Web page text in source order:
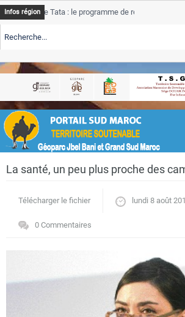
Close
Circuits touristiques
Infos région
de Tata : le programme de rehabilitation post-
TSGJB Tourisme : l’ONMT renforce l’aerien a
TSGJB Tourisme au Maroc : Transavia renforce
La santé, un peu plus proche des
Télécharger le fichier lundi 8 août
0 Commentaires